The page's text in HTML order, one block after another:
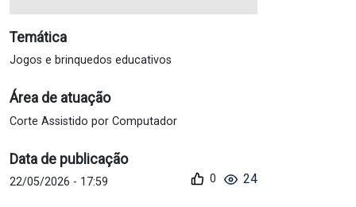
Temática
Jogos e brinquedos educativos
Área de atuação
Corte Assistido por Computador
Data de publicação
22/05/2026 - 17:59 0 24